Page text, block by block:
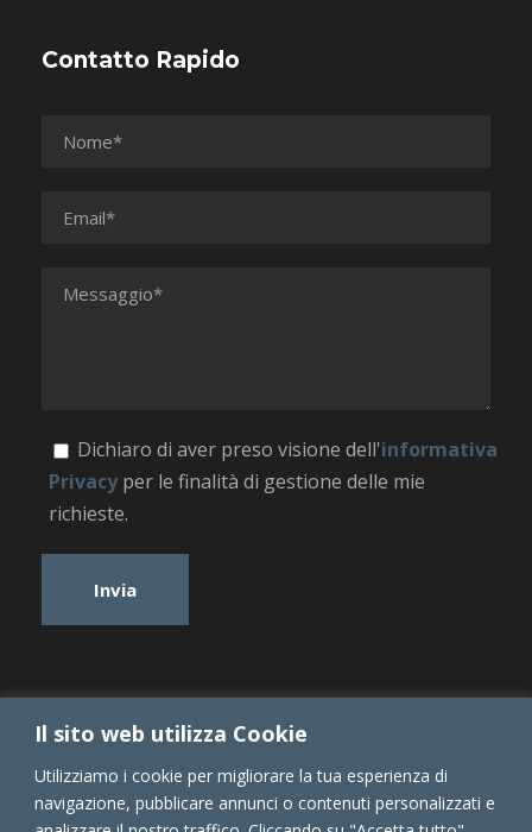
Il sito web utilizza Cookie
Utilizziamo i cookie per migliorare la tua esperienza di
navigazione, pubblicare annunci o contenuti personalizzati e
Contatto Rapido
Dichiaro di aver preso visione dell'informativa
Privacyper le finalità di gestione delle mie
richieste.